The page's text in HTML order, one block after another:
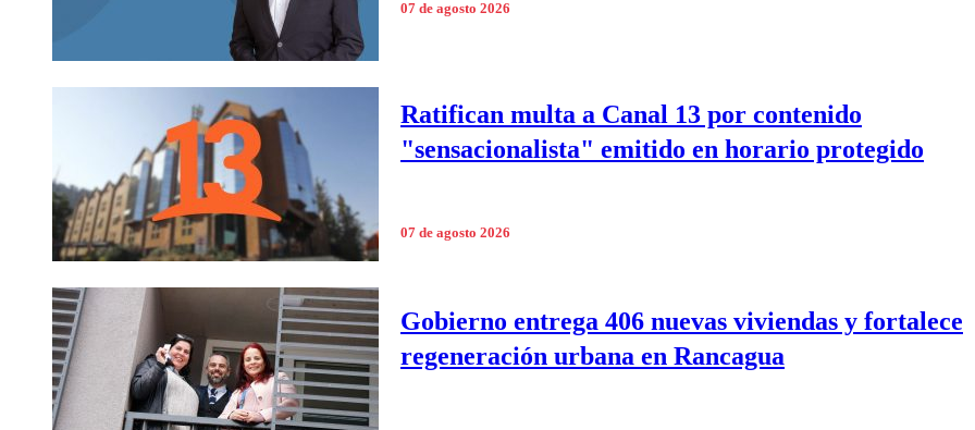
07 de agosto 2026
Ratifican multa a Canal 13 por contenido
"sensacionalista" emitido en horario protegido
07 de agosto 2026
Gobierno entrega 406 nuevas viviendas y fortalece
regeneración urbana en Rancagua